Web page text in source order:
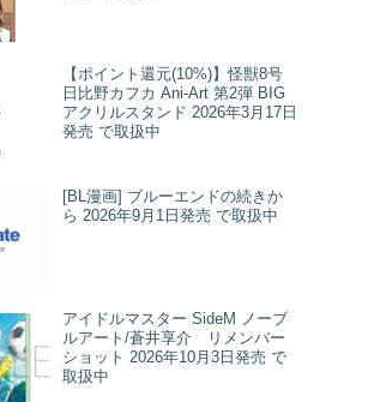
【ポイント還元(10%)】怪獣8号
日比野カフカ Ani-Art 第2弾 BIG
アクリルスタンド 2026年3月17日
発売 で取扱中
[BL漫画] ブルーエンドの続きか
ら 2026年9月1日発売 で取扱中
アイドルマスター SideM ノーブ
ルアート/蒼井享介 リメンバー
ショット 2026年10月3日発売 で
取扱中